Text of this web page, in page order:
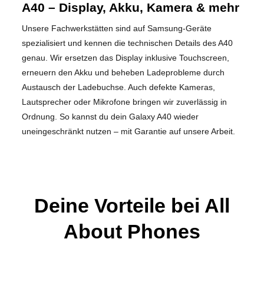
A40 – Display, Akku, Kamera & mehr
Unsere Fachwerkstätten sind auf Samsung-Geräte
spezialisiert und kennen die technischen Details des A40
genau. Wir ersetzen das Display inklusive Touchscreen,
erneuern den Akku und beheben Ladeprobleme durch
Austausch der Ladebuchse. Auch defekte Kameras,
Lautsprecher oder Mikrofone bringen wir zuverlässig in
Ordnung. So kannst du dein Galaxy A40 wieder
uneingeschränkt nutzen – mit Garantie auf unsere Arbeit.
Deine Vorteile bei All
About Phones